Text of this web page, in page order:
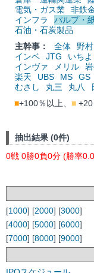
電気・ガス業
非鉄
インフラ
パルプ・
石油・石炭製品
主幹事：
全体 野村
インベ
JTG いちよ
インヴァ
メリル
楽天
UBS MS GS
むさし
丸三 丸八
■+100％以上、 ■ +20
抽出結果 (0件)
0戦 0勝0負0分 (勝率
[1000] [2000] [3000]
[4000] [5000] [6000]
[7000] [8000] [9000]